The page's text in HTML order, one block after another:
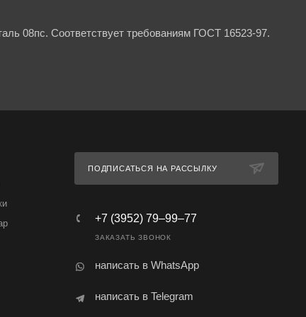
08пс. Соответствует требованиям ГОСТ 16523-97.
ПОДПИСАТЬСЯ НА РАССЫЛКУ
+7 (3952) 79‒99‒77
ЗАКАЗАТЬ ЗВОНОК
написать в WhatsApp
написать в Telegram